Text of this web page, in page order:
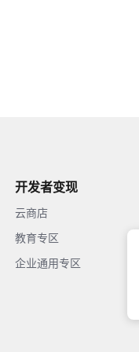
开发者变现
云商店
教育专区
企业通用专区